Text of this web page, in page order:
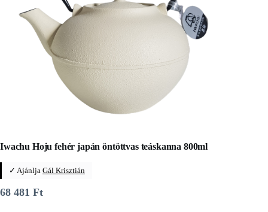
Iwachu Hoju fehér japán öntöttvas teáskanna 800ml
✓ Ajánlja Gál Krisztián
68 481 Ft